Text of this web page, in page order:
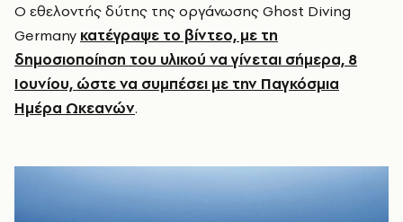
Ο εθελοντής δύτης της οργάνωσης Ghost Diving
Germany κατέγραψε το βίντεο, με τη
δημοσιοποίηση του υλικού να γίνεται σήμερα, 8
Ιουνίου, ώστε να συμπέσει με την Παγκόσμια
Ημέρα Ωκεανών.